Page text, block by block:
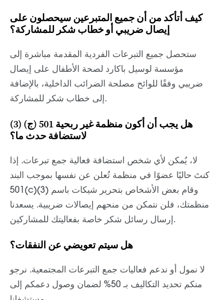
كيف أتأكد من أن جميع المتبرعين سيحصلون على
إيصال ضريبي أو خطاب شكر للمشاركة؟
ستحصل جميع التبرعات الفردية المقدمة مباشرة إلى
مؤسسة لوسيل باكارد لصحة الأطفال على إيصال
ضريبي وفقًا للوائح مصلحة الضرائب الداخلية، بالإضافة
إلى خطاب شكر للمشاركة.
هل يجب أن أكون منظمة غير ربحية 501 (ج) (3)
لا، يُمكن لأي شخص استضافة فعالية جمع تبرعات. إذا
كنتَ حاليًا عضوًا في منظمة تُعلن عن نفسها بموجب البند
501(c)(3) وقام بعض الأشخاص بتحرير شيكات باسم
منظمتك، فلن نتمكن من منحهم إيصالات ضريبية. يسعدنا
إرسال رسائل شكر خاصة بفعاليتك للمشاركين.
هل سيتم تعويضي عن النفقات؟
لا نمول أو ندعم فعاليات جمع التبرعات المجتمعية. نرجو
منكم تحديد التكاليف بـ 50% لضمان وصول دعمكم إلى